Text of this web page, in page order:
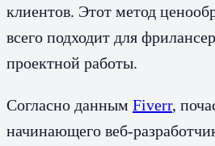
клиентов. Этот метод
всего подходит для
проектной работы.
Согласно данным Fiverr,
начинающего веб-